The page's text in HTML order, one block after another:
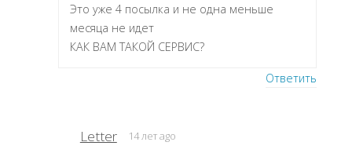
Это уже 4 посылка и не одна меньше
месяца не идет
КАК ВАМ ТАКОЙ СЕРВИС?
Ответить
Letter 14 лет ago